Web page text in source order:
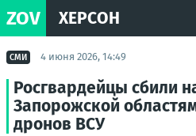
ZOV ХЕРСОН
СМИ 4 июня 2026, 14:49
Росгвардейцы сбили
Запорожской
дронов ВСУ